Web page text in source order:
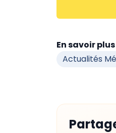
En savoir
Actualités